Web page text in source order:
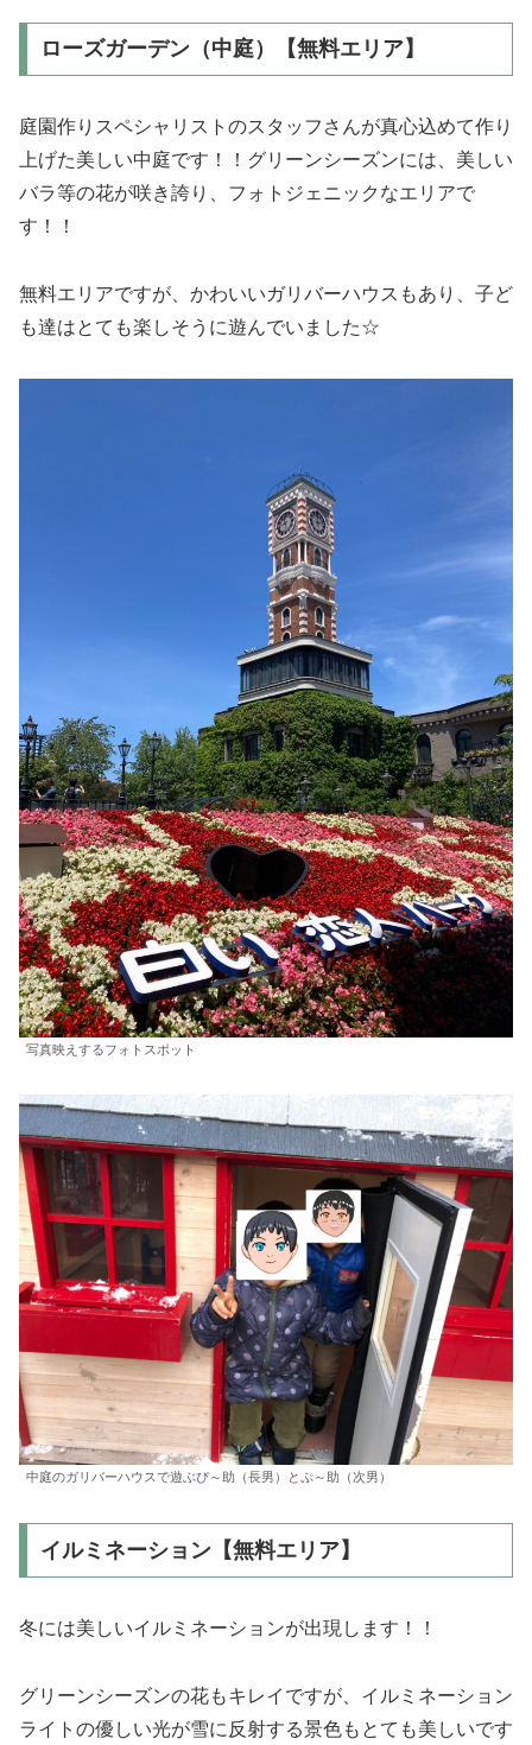
ローズガーデン（中庭）【無料エリア】
庭園作りスペシャリストのスタッフさんが真心込めて作り
上げた美しい中庭です！！グリーンシーズンには、美しい
バラ等の花が咲き誇り、フォトジェニックなエリアで
す！！
無料エリアですが、かわいいガリバーハウスもあり、子ど
も達はとても楽しそうに遊んでいました☆
写真映えするフォトスポット
中庭のガリバーハウスで遊ぶぴ～助（長男）とぷ～助（次男）
イルミネーション【無料エリア】
冬には美しいイルミネーションが出現します！！
グリーンシーズンの花もキレイですが、イルミネーション
ライトの優しい光が雪に反射する景色もとても美しいです